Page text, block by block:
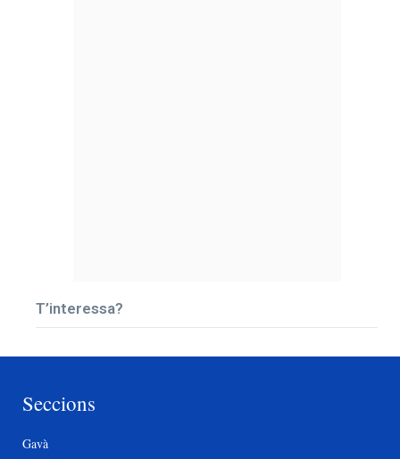
T’interessa?
Seccions
Gavà